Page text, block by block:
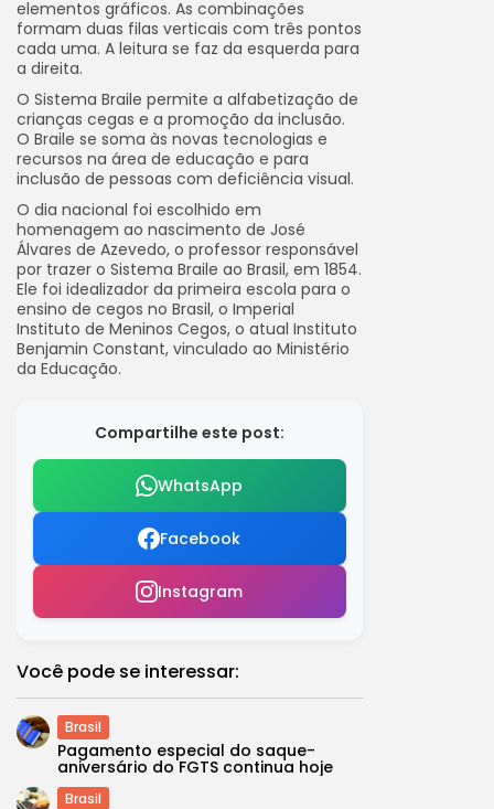
elementos gráficos. As combinações
formam duas filas verticais com três pontos
cada uma. A leitura se faz da esquerda para
a direita.
O Sistema Braile permite a alfabetização de
crianças cegas e a promoção da inclusão.
O Braile se soma às novas tecnologias e
recursos na área de educação e para
inclusão de pessoas com deficiência visual.
O dia nacional foi escolhido em
homenagem ao nascimento de José
Álvares de Azevedo, o professor responsável
por trazer o Sistema Braile ao Brasil, em 1854.
Ele foi idealizador da primeira escola para o
ensino de cegos no Brasil, o Imperial
Instituto de Meninos Cegos, o atual Instituto
Benjamin Constant, vinculado ao Ministério
da Educação.
Compartilhe este post:
WhatsApp
Facebook
Instagram
Você pode se interessar:
Brasil
Pagamento especial do saque-
aniversário do FGTS continua hoje
Brasil